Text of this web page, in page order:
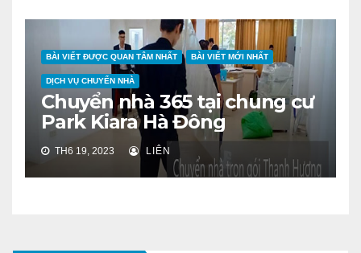
BÀI VIẾT ĐƯỢC QUAN TÂM NHẤT BÀI VIẾT MỚI NHẤT
DỊCH VỤ CHUYỂN NHÀ
Chuyển nhà 365 tại chung cư
Park Kiara Hà Đông
TH6 19, 2023 LIÊN